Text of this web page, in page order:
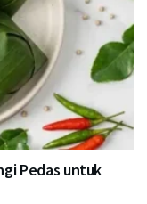
Pedas untuk